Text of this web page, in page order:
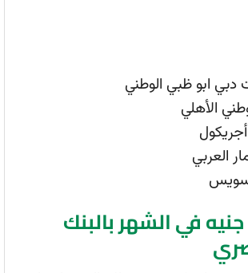
دبي ابو ظبي الوطني
الأهلي
العربي
فوائد 1000 جنيه في الشهر بالبنك